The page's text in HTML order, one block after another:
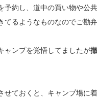
予約し、道中の買い物や公
てるようなものなのでご勘
ャンプを覚悟してましたが
せておくと、キャンプ場に